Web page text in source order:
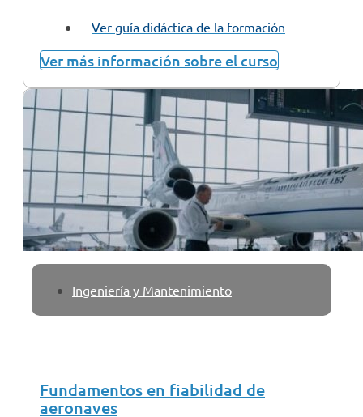
Ver guía didáctica de la formación
Ver más información sobre el curso
Ingeniería y Mantenimiento
Fundamentos en fiabilidad de
aeronaves